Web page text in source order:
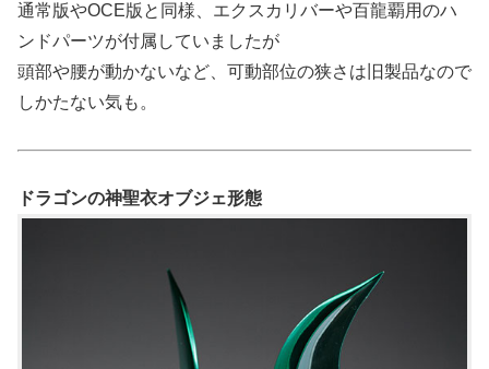
通常版やOCE版と同様、エクスカリバーや百龍覇用のハ
ンドパーツが付属していましたが
頭部や腰が動かないなど、可動部位の狭さは旧製品なので
しかたない気も。
ドラゴンの神聖衣オブジェ形態